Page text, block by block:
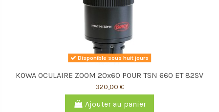
Disponible sous huit jours
KOWA OCULAIRE ZOOM 20x60 POUR TSN 660 ET 82SV
320,00 €
Ajouter au panier